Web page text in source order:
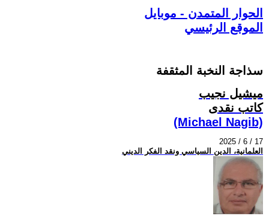
الحوار المتمدن - موبايل
الموقع الرئيسي
سذاجة النخبة المثقفة‏
ميشيل نجيب
كاتب نقدى
(Michael Nagib)
2025 / 6 / 17
العلمانية، الدين السياسي ونقد الفكر الديني